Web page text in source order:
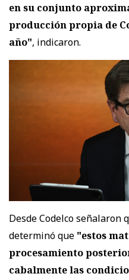
en su conjunto
producción propia de
año", indicaron.
Desde Codelco señalaron
determinó que "estos
procesamiento
cabalmente las